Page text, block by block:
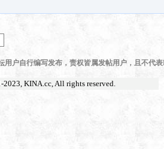
用户自行编写发布，责权皆属发帖用户，且不代
2023, KINA.cc, All rights reserved.